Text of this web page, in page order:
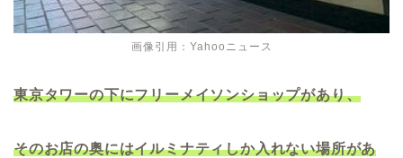
画像引用：Yahooニュース
東京タワーの下にフリーメイソンショップがあり、
そのお店の奥にはイルミナティしか入れない場所があ